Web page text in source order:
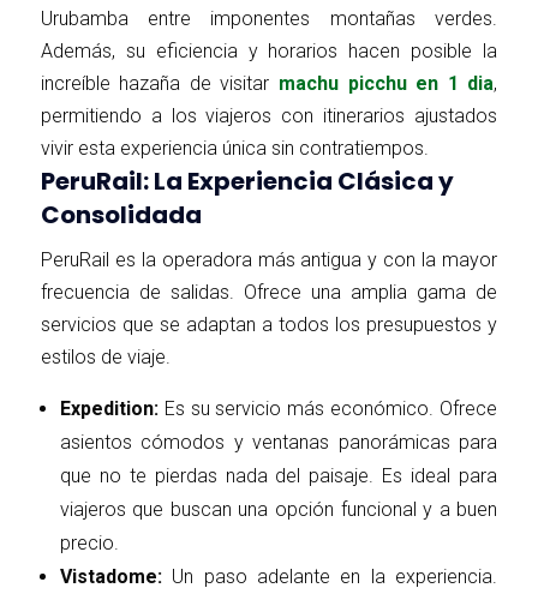
Urubamba entre imponentes montañas verdes.
Además, su eficiencia y horarios hacen posible la
increíble hazaña de visitar machu picchu en 1 dia,
permitiendo a los viajeros con itinerarios ajustados
vivir esta experiencia única sin contratiempos.
PeruRail: La Experiencia Clásica y
Consolidada
PeruRail es la operadora más antigua y con la mayor
frecuencia de salidas. Ofrece una amplia gama de
servicios que se adaptan a todos los presupuestos y
estilos de viaje.
Expedition:Es su servicio más económico. Ofrece
asientos cómodos y ventanas panorámicas para
que no te pierdas nada del paisaje. Es ideal para
viajeros que buscan una opción funcional y a buen
precio.
Vistadome:Un paso adelante en la experiencia.